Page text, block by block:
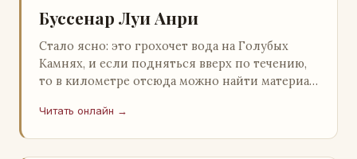
Буссенар Луи Анри
Стало ясно: это грохочет вода на Голубых
Камнях, и если подняться вверх по течению,
то в километре отсюда можно найти материал
крас…
Читать онлайн →